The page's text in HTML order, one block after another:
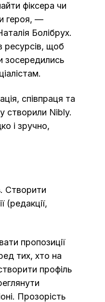
фіксера чи
героя, —
Болібрух.
ресурсів, щоб
зосередились
співпраця та
створили Nibly.
і зручно,
. Створити
(редакції,
пропозиції
тих, хто на
профіль
Прозорість